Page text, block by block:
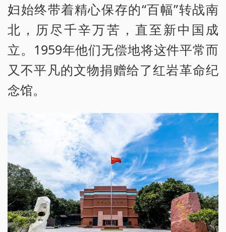
妇始终带着精心保存的“百幅”转战南
北，历尽千辛万苦，直至新中国成
立。1959年他们无偿地将这件平常而
又不平凡的文物捐赠给了红岩革命纪
念馆。